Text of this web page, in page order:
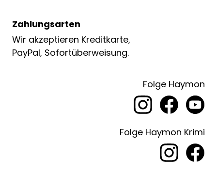
Zahlungsarten
Wir akzeptieren Kreditkarte,
PayPal, Sofortüberweisung.
Folge Haymon
Folge Haymon Krimi